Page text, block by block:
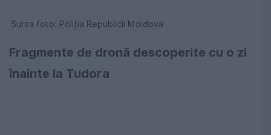
Sursa foto: Poliția Republicii Moldova
Fragmente de dronă descoperite cu o zi
înainte la Tudora